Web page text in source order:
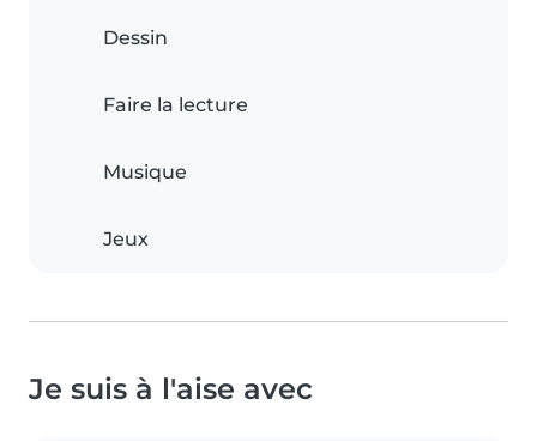
Dessin
Faire la lecture
Musique
Jeux
Je suis à l'aise avec